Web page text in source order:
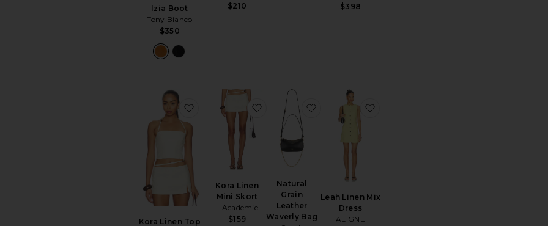
Izia Boot
Tony Bianco
$350
$210
$398
Kora Linen Top
favoritoKora Linen Top
Kora Linen
Mini Skort
L'Academie
$159
favoritoKora Linen Mini Skort
Natural
Grain
Leather
Waverly Bag
favoritoNatural Grain Leather Waverly Bag
Leah Linen Mix
Dress
ALIGNE